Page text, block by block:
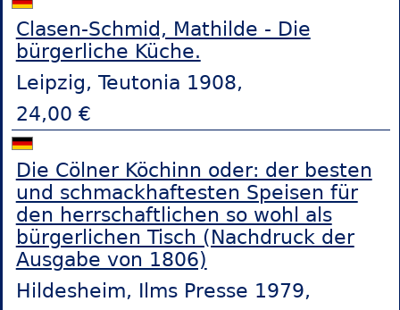
Clasen-Schmid, Mathilde - Die
bürgerliche Küche.
Leipzig, Teutonia 1908,
24,00 €
Die Cölner Köchinn oder: der besten
und schmackhaftesten Speisen für
den herrschaftlichen so wohl als
bürgerlichen Tisch (Nachdruck der
Ausgabe von 1806)
Hildesheim, Ilms Presse 1979,